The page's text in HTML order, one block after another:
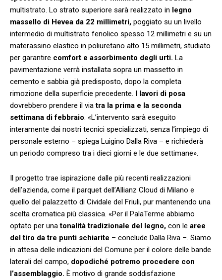
multistrato. Lo strato superiore sarà realizzato in legno
massello di Hevea da 22 millimetri, poggiato su un livello
intermedio di multistrato fenolico spesso 12 millimetri e su un
materassino elastico in poliuretano alto 15 millimetri, studiato
per garantire comfort e assorbimento degli urti. La
pavimentazione verrà installata sopra un massetto in
cemento e sabbia già predisposto, dopo la completa
rimozione della superficie precedente. I lavori di posa
dovrebbero prendere il viatra la prima e la seconda
settimana di febbraio. «L’intervento sarà eseguito
interamente dai nostri tecnici specializzati, senza l’impiego di
personale esterno – spiega Luigino Dalla Riva – e richiederà
un periodo compreso tra i dieci giorni e le due settimane».
Il progetto trae ispirazione dalle più recenti realizzazioni
dell’azienda, come il parquet dell’Allianz Cloud di Milano e
quello del palazzetto di Cividale del Friuli, pur mantenendo una
scelta cromatica più classica. «Per il PalaTerme abbiamo
optato per unatonalità tradizionale del legno, con le aree
del tiro da tre punti schiarite – conclude Dalla Riva –. Siamo
in attesa delle indicazioni del Comune per il colore delle bande
laterali del campo, dopodiché potremo procedere con
l’assemblaggio. È motivo di grande soddisfazione